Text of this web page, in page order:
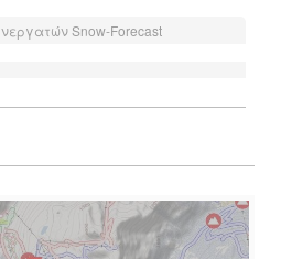
Snow-Forecast